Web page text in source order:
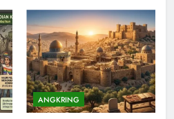
ANGKRING
Bulan Bersejarah
Jumat: Mengapa Orang
Tak Akan Pernah